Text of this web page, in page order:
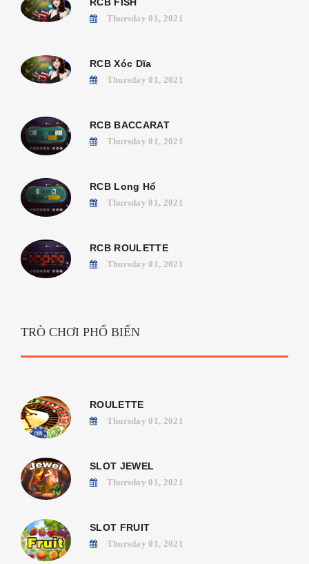
Thursday 01, 2021
RCB Xóc Dĩa
Thursday 01, 2021
RCB BACCARAT
Thursday 01, 2021
RCB Long Hổ
Thursday 01, 2021
RCB ROULETTE
Thursday 01, 2021
TRÒ CHƠI PHỔ BIẾN
ROULETTE
Thursday 01, 2021
SLOT JEWEL
Thursday 01, 2021
SLOT FRUIT
Thursday 01, 2021